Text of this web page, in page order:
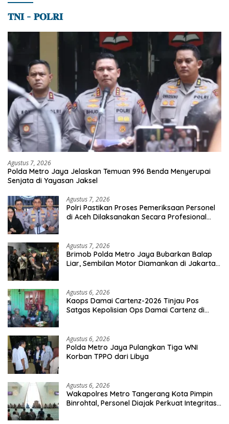
𝐓𝐍𝐈 – 𝐏𝐎𝐋𝐑𝐈
Agustus 7, 2026
Polda Metro Jaya Jelaskan Temuan 996 Benda Menyerupai
Senjata di Yayasan Jaksel
Agustus 7, 2026
Polri Pastikan Proses Pemeriksaan Personel
di Aceh Dilaksanakan Secara Profesional
Agustus 7, 2026
Brimob Polda Metro Jaya Bubarkan Balap
Liar, Sembilan Motor Diamankan di Jakarta
Agustus 6, 2026
Kaops Damai Cartenz-2026 Tinjau Pos
Satgas Kepolisian Ops Damai Cartenz di
Agustus 6, 2026
Polda Metro Jaya Pulangkan Tiga WNI
Korban TPPO dari Libya
Agustus 6, 2026
Wakapolres Metro Tangerang Kota Pimpin
Binrohtal, Personel Diajak Perkuat Integritas